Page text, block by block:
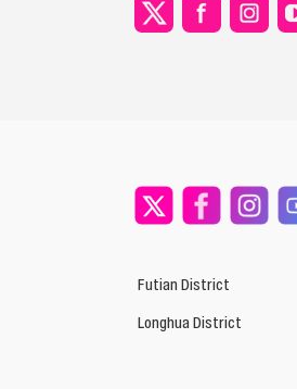
Futian District
Longhua District